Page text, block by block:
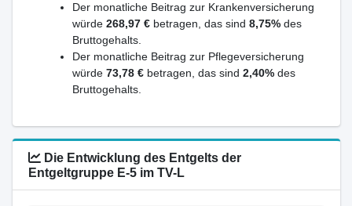
Der monatliche Beitrag zur Krankenversicherung
würde 268,97 € betragen, das sind 8,75% des
Bruttogehalts.
Der monatliche Beitrag zur Pflegeversicherung
würde 73,78 € betragen, das sind 2,40% des
Bruttogehalts.
Die Entwicklung des Entgelts der
Entgeltgruppe E-5 im TV-L